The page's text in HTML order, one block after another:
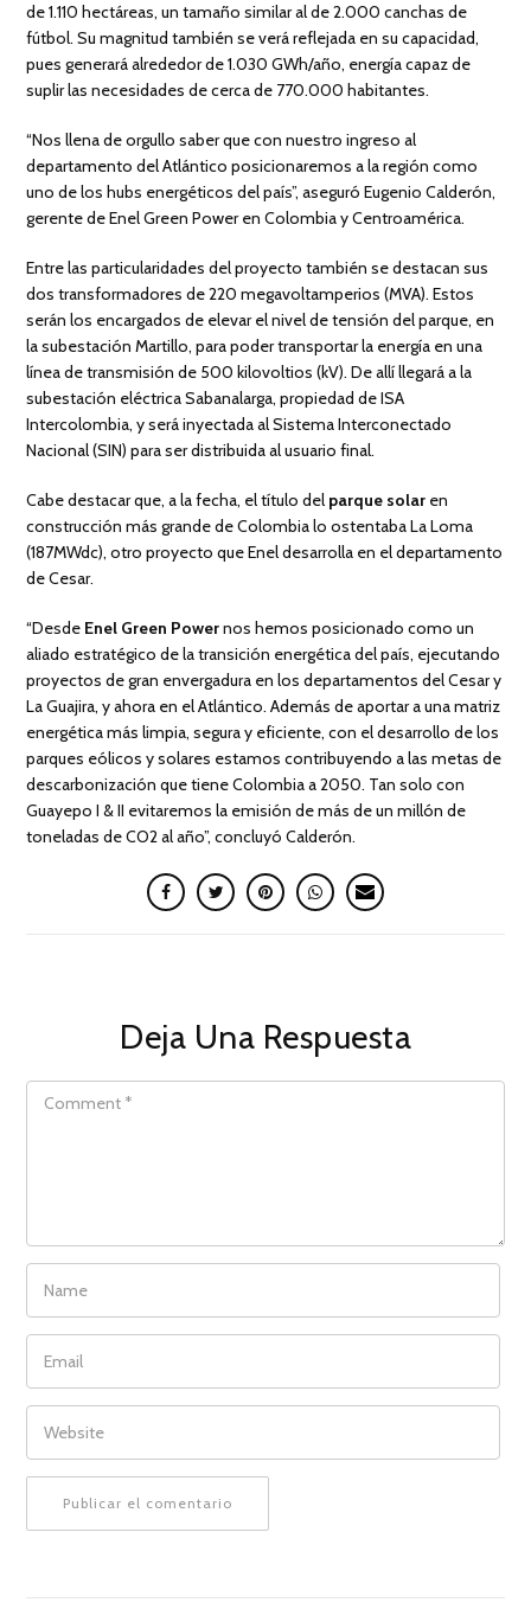
de 1.110 hectáreas, un tamaño similar al de 2.000 canchas de
fútbol. Su magnitud también se verá reflejada en su capacidad,
pues generará alrededor de 1.030 GWh/año, energía capaz de
suplir las necesidades de cerca de 770.000 habitantes.
“Nos llena de orgullo saber que con nuestro ingreso al
departamento del Atlántico posicionaremos a la región como
uno de los hubs energéticos del país”, aseguró Eugenio Calderón,
gerente de Enel Green Power en Colombia y Centroamérica.
Entre las particularidades del proyecto también se destacan sus
dos transformadores de 220 megavoltamperios (MVA). Estos
serán los encargados de elevar el nivel de tensión del parque, en
la subestación Martillo, para poder transportar la energía en una
línea de transmisión de 500 kilovoltios (kV). De allí llegará a la
subestación eléctrica Sabanalarga, propiedad de ISA
Intercolombia, y será inyectada al Sistema Interconectado
Nacional (SIN) para ser distribuida al usuario final.
Cabe destacar que, a la fecha, el título del parque solar en
construcción más grande de Colombia lo ostentaba La Loma
(187MWdc), otro proyecto que Enel desarrolla en el departamento
de Cesar.
“Desde Enel Green Powernos hemos posicionado como un
aliado estratégico de la transición energética del país, ejecutando
proyectos de gran envergadura en los departamentos del Cesar y
La Guajira, y ahora en el Atlántico. Además de aportar a una matriz
energética más limpia, segura y eficiente, con el desarrollo de los
parques eólicos y solares estamos contribuyendo a las metas de
descarbonización que tiene Colombia a 2050. Tan solo con
Guayepo I & II evitaremos la emisión de más de un millón de
toneladas de CO2 al año”, concluyó Calderón.
Deja Una Respuesta
COMMENT
NAME
EMAIL
WEBSITE